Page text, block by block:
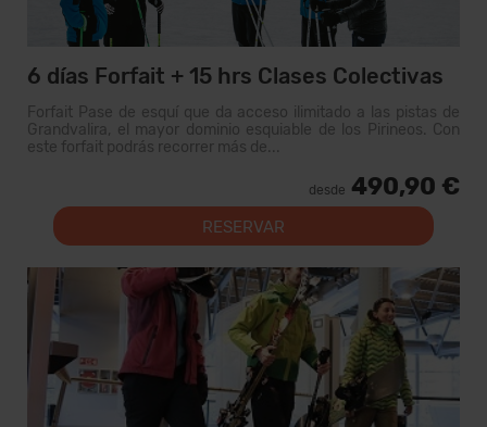
6 días Forfait + 15 hrs Clases Colectivas
Forfait Pase de esquí que da acceso ilimitado a las pistas de
Grandvalira, el mayor dominio esquiable de los Pirineos. Con
este forfait podrás recorrer más de...
desde 490,90 €
RESERVAR